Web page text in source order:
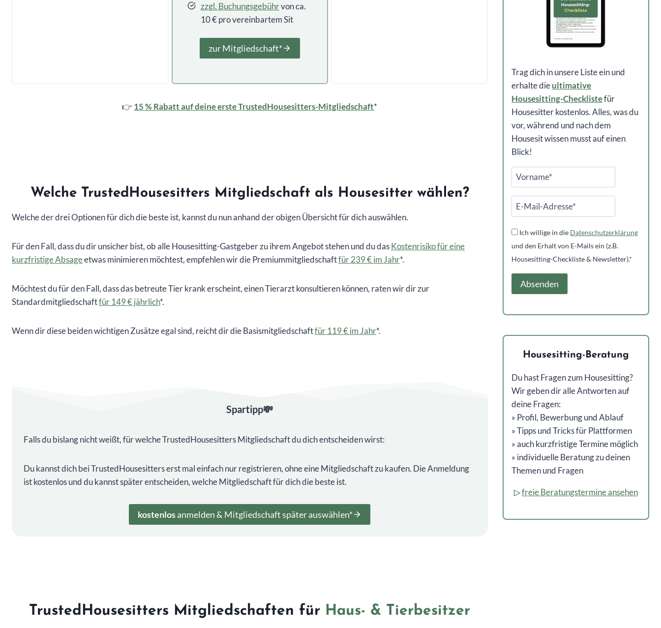
zzgl. Buchungsgebührvon ca.
10 € pro vereinbartem Sit
zur Mitgliedschaft*
👉 15 % Rabatt auf deine erste TrustedHousesitters-Mitgliedschaft*
Welche TrustedHousesitters Mitgliedschaft als Housesitter wählen?
Welche der drei Optionen für dich die beste ist, kannst du nun anhand der obigen Übersicht für dich auswählen.
Für den Fall, dass du dir unsicher bist, ob alle Housesitting-Gastgeber zu ihrem Angebot stehen und du dasKostenrisiko für eine
kurzfristige Absageetwas minimieren möchtest, empfehlen wir die Premiummitgliedschaftfür 239 € im Jahr*.
Möchtest du für den Fall, dass das betreute Tier krank erscheint, einen Tierarzt konsultieren können, raten wir dir zur
Standardmitgliedschaftfür 149 € jährlich*.
Wenn dir diese beiden wichtigen Zusätze egal sind, reicht dir die Basismitgliedschaftfür 119 € im Jahr*.
Spartipp💸
Falls du bislang nicht weißt, für welche TrustedHousesitters Mitgliedschaft du dich entscheiden wirst:
Du kannst dich bei TrustedHousesitters erst mal einfach nur registrieren, ohne eine Mitgliedschaft zu kaufen. Die Anmeldung
ist kostenlos und du kannst später entscheiden, welche Mitgliedschaft für dich die beste ist.
kostenlosanmelden & Mitgliedschaft später auswählen*
TrustedHousesitters Mitgliedschaften für Haus- & Tierbesitzer
Trag dich in unsere Liste ein und
erhalte dieultimative
Housesitting-Checklistefür
Housesitter kostenlos. Alles, was du
vor, während und nach dem
Housesit wissen musst auf einen
Blick!
Ich willige in die Datenschutzerklärung
und den Erhalt von E-Mails ein (z.B.
Housesitting-Checkliste & Newsletter).*
Housesitting-Beratung
Du hast Fragen zum Housesitting?
Wir geben dir alle Antworten auf
deine Fragen:
» Profil, Bewerbung und Ablauf
» Tipps und Tricks für Plattformen
» auch kurzfristige Termine möglich
» individuelle Beratung zu deinen
Themen und Fragen
▷freie Beratungstermine ansehen